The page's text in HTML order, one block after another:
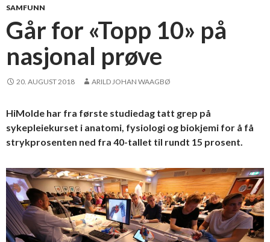
SAMFUNN
Går for «Topp 10» på
nasjonal prøve
20. AUGUST 2018 ARILD JOHAN WAAGBØ
HiMolde har fra første studiedag tatt grep på
sykepleiekurset i anatomi, fysiologi og biokjemi for å få
strykprosenten ned fra 40-tallet til rundt 15 prosent.